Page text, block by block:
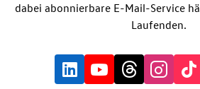
dabei abonnierbare E-Mail-Service
Laufenden.